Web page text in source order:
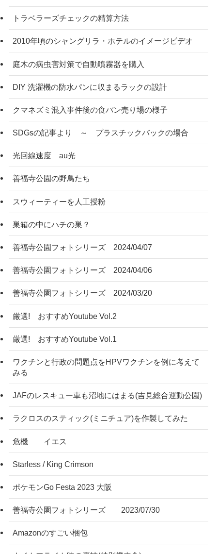
トラベラーズチェックの精算方法
2010年頃のシャングリラ・ホテルのイメージビデオ
庭木の病虫害対策で自動噴霧器を購入
DIY 洗濯機の防水パンに収まるラックの設計
クマネズミ混入事件後の食パン売り場の様子
SDGsの記事より ～ プラスチックバックの場合
光回線速度 au光
善福寺公園の野鳥たち
スウィーティーを人工授粉
巣箱の中にハチの巣？
善福寺公園フォトシリーズ 2024/04/07
善福寺公園フォトシリーズ 2024/04/06
善福寺公園フォトシリーズ 2024/03/20
厳選! おすすめYoutube Vol.2
厳選! おすすめYoutube Vol.1
ワクチンと行政の問題点をHPVワクチンを例に考えて
みる
JAFのレスキュー車も沼地にはまる(吉見総合運動公園)
ラクロスのスティック(ミニチュア)を作製してみた
危機 イエス
Starless / King Crimson
ポケモンGo Festa 2023 大阪
善福寺公園フォトシリーズ 2023/07/30
Amazonのすごい梱包